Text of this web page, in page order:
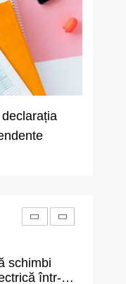
senzația de
mese și cum
și cum îl
îl ai
azi
schimbi
într-un